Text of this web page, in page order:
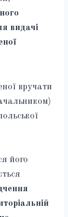
видачі
вручати
його